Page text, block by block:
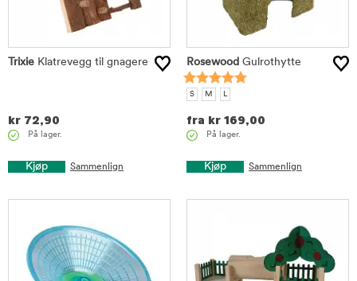
Trixie Klatrevegg til gnagere
kr 72,90
På lager.
Kjøp Sammenlign
Rosewood Gulrothytte
S M L
fra kr 169,00
På lager.
Kjøp Sammenlign